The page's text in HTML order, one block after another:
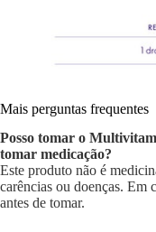
Mais perguntas frequentes
Posso tomar o
tomar medicação?
Este produto não é
carências ou doenças. Em
antes de tomar.